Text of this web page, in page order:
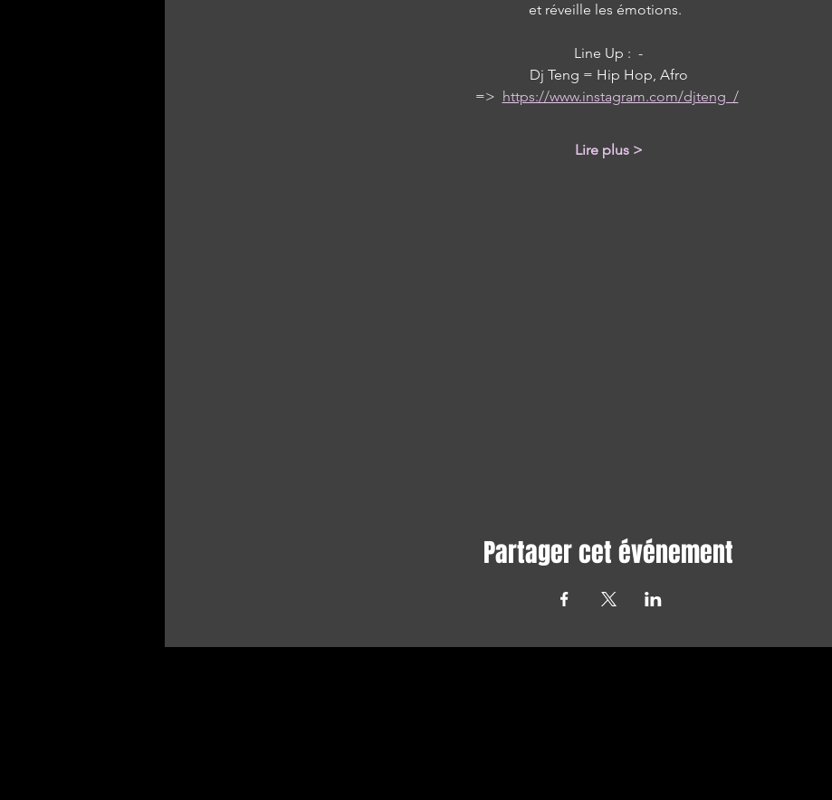
et réveille les émotions.
Line Up :  -
Dj Teng = Hip Hop, Afro
=> https://www.instagram.com/djteng_/
Lire plus >
Partager cet événement